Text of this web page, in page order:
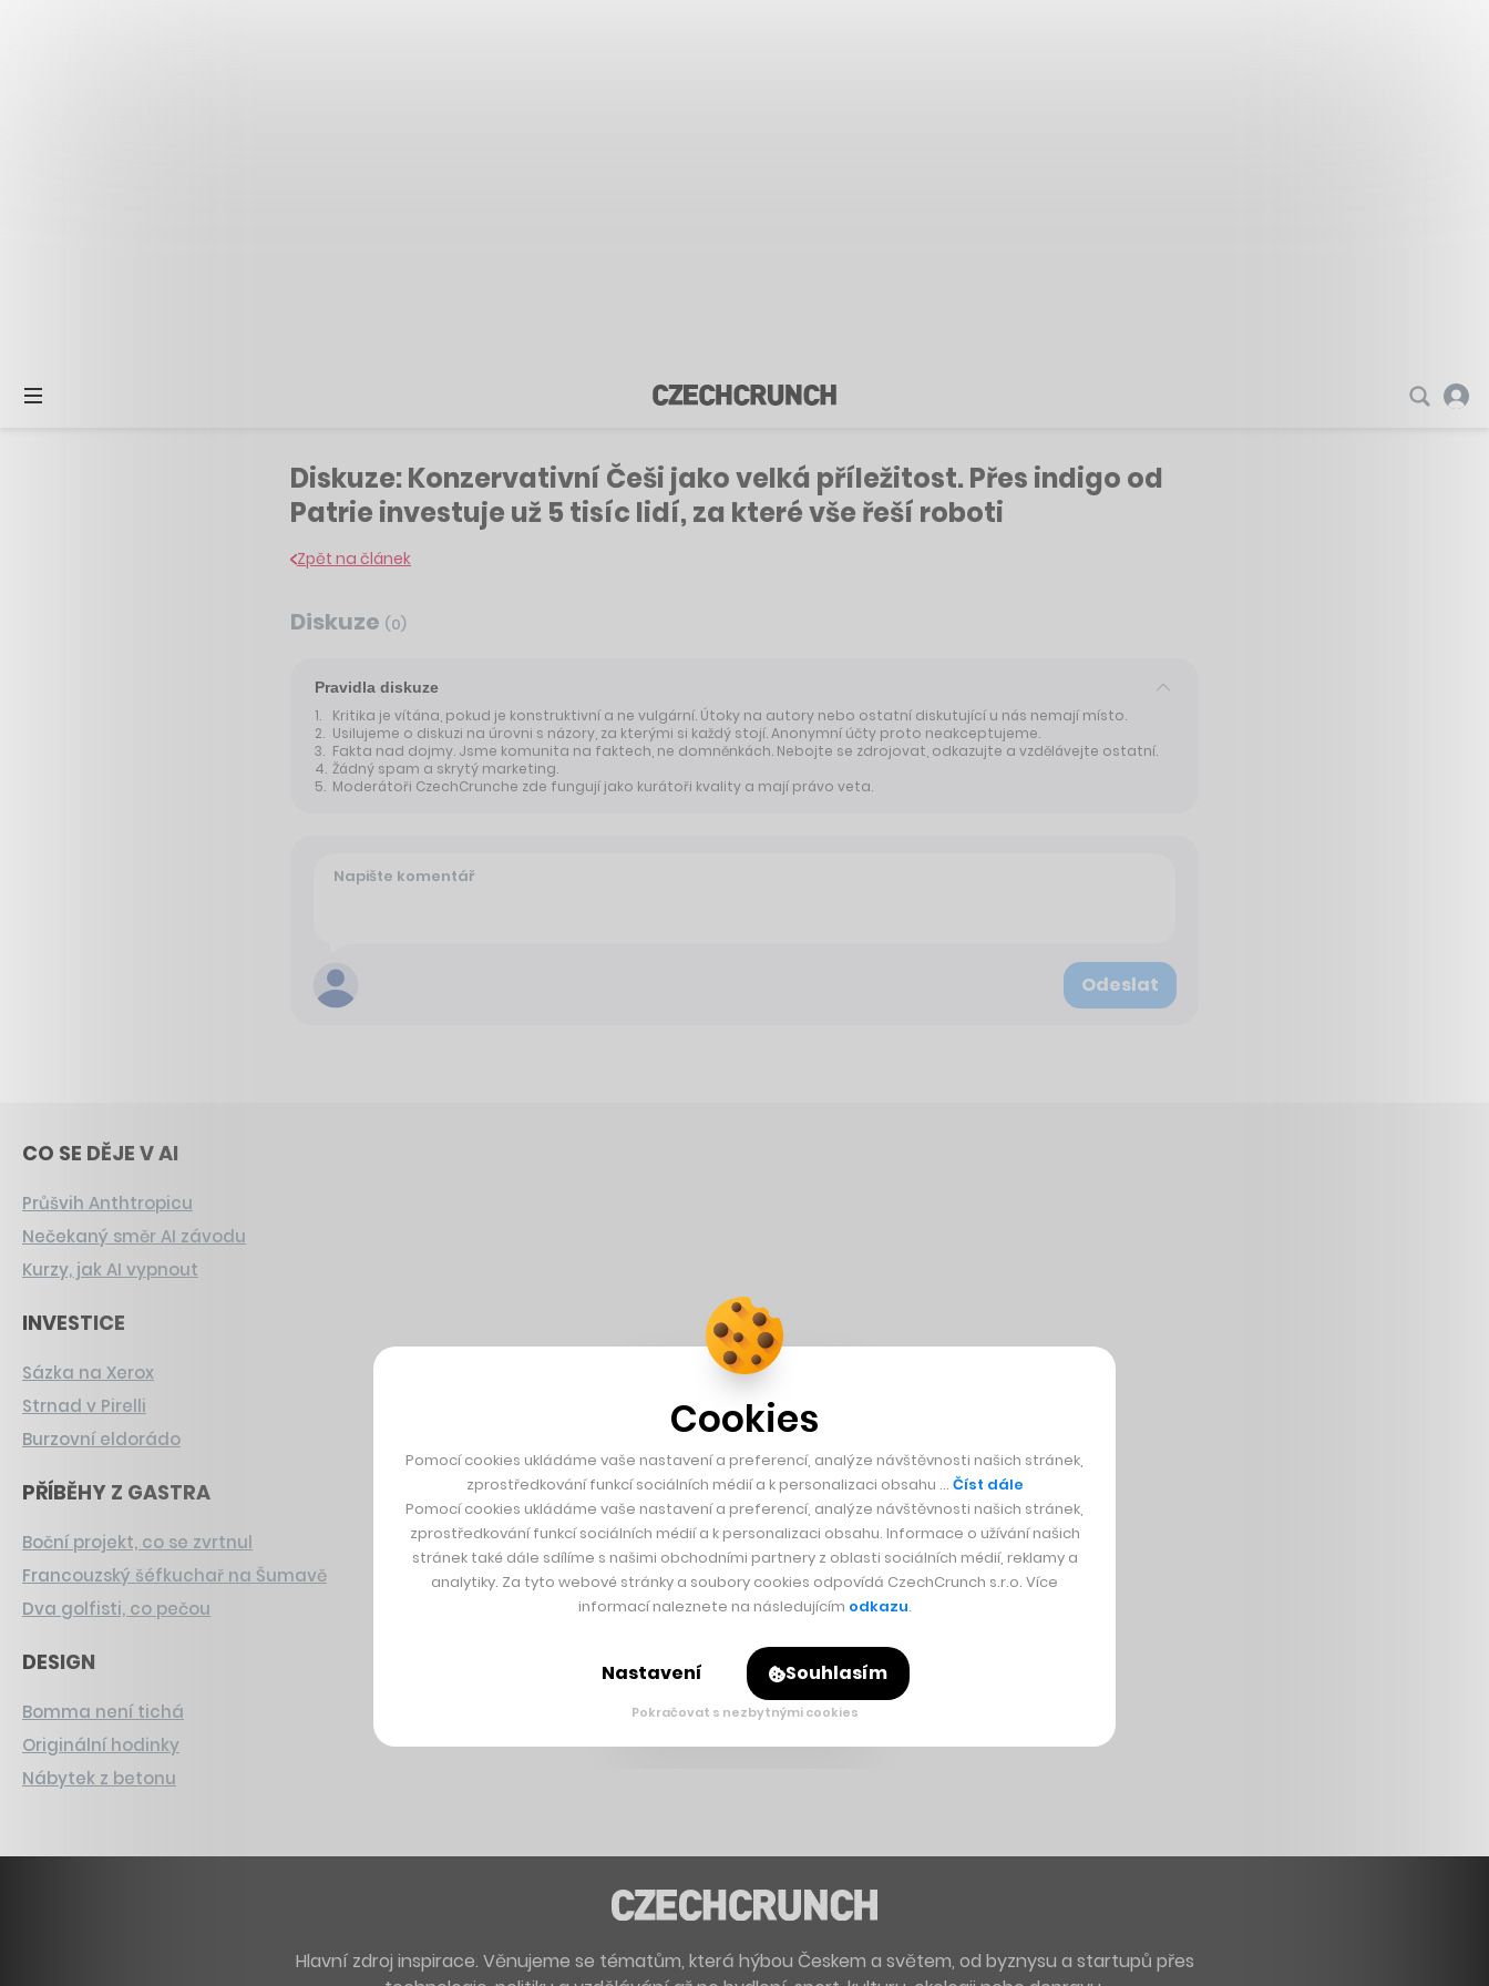
Diskuze: Konzervativní Češi jako velká příležitost. Přes indigo od
Patrie investuje už 5 tisíc lidí, za které vše řeší roboti
Zpět na článek
Diskuze (0)
Pravidla diskuze
Kritika je vítána, pokud je konstruktivní a ne vulgární. Útoky na autory nebo ostatní diskutující u nás nemají místo.
Usilujeme o diskuzi na úrovni s názory, za kterými si každý stojí. Anonymní účty proto neakceptujeme.
Fakta nad dojmy. Jsme komunita na faktech, ne domněnkách. Nebojte se zdrojovat, odkazujte a vzdělávejte ostatní.
Žádný spam a skrytý marketing.
Moderátoři CzechCrunche zde fungují jako kurátoři kvality a mají právo veta.
Odeslat
CO SE DĚJE V AI
Průšvih Anthtropicu
Nečekaný směr AI závodu
Kurzy, jak AI vypnout
INVESTICE
Sázka na Xerox
Strnad v Pirelli
Burzovní eldorádo
PŘÍBĚHY Z GASTRA
Boční projekt, co se zvrtnul
Francouzský šéfkuchař na Šumavě
Dva golfisti, co pečou
DESIGN
Bomma není tichá
Originální hodinky
Nábytek z betonu
Hlavní zdroj inspirace. Věnujeme se tématům, která hýbou Českem a světem, od byznysu a startupů přes
Cookies
Pomocí cookies ukládáme vaše nastavení a preferencí, analýze návštěvnosti našich stránek,
zprostředkování funkcí sociálních médií a k personalizaci obsahu … Číst dále
Pomocí cookies ukládáme vaše nastavení a preferencí, analýze návštěvnosti našich stránek,
zprostředkování funkcí sociálních médií a k personalizaci obsahu. Informace o užívání našich
stránek také dále sdílíme s našimi obchodními partnery z oblasti sociálních médií, reklamy a
analytiky. Za tyto webové stránky a soubory cookies odpovídá CzechCrunch s.r.o. Více
informací naleznete na následujícím odkazu.
Nastavení Souhlasím
Pokračovat s nezbytnými cookies